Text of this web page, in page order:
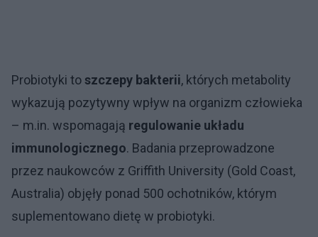
Probiotyki to szczepy bakterii, których metabolity
wykazują pozytywny wpływ na organizm człowieka
– m.in. wspomagają regulowanie układu
immunologicznego. Badania przeprowadzone
przez naukowców z Griffith University (Gold Coast,
Australia) objęły ponad 500 ochotników, którym
suplementowano dietę w probiotyki.